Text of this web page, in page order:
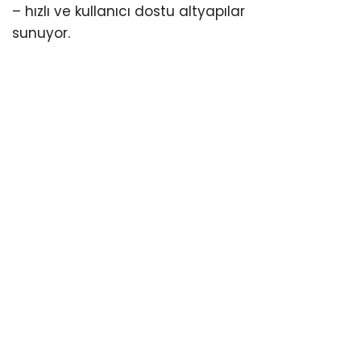
– hızlı ve kullanıcı dostu altyapılar
sunuyor.